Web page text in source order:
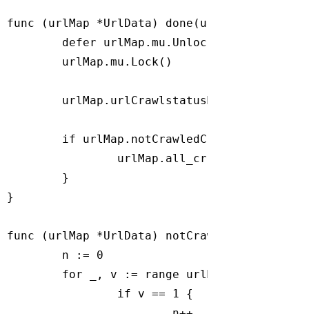
func (urlMap *UrlData) done (url
defer urlMap.mu.Unlock()
if urlMap.notCrawledCount() ==
}
func (urlMap *UrlData) notCrawledCount
	n :=
0
for _, v := range
if v == 1
{